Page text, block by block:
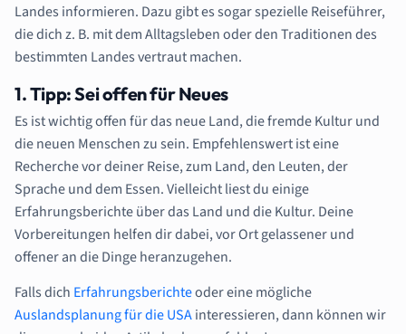
Landes informieren. Dazu gibt es sogar spezielle Reiseführer,
die dich z. B. mit dem Alltagsleben oder den Traditionen des
bestimmten Landes vertraut machen.
1. Tipp: Sei offen für Neues
Es ist wichtig offen für das neue Land, die fremde Kultur und
die neuen Menschen zu sein. Empfehlenswert ist eine
Recherche vor deiner Reise, zum Land, den Leuten, der
Sprache und dem Essen. Vielleicht liest du einige
Erfahrungsberichte über das Land und die Kultur. Deine
Vorbereitungen helfen dir dabei, vor Ort gelassener und
offener an die Dinge heranzugehen.
Falls dich Erfahrungsberichteoder eine mögliche
Auslandsplanung für die USAinteressieren, dann können wir